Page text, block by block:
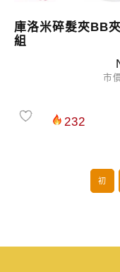
庫洛米碎髮夾BB
組
市
232
初